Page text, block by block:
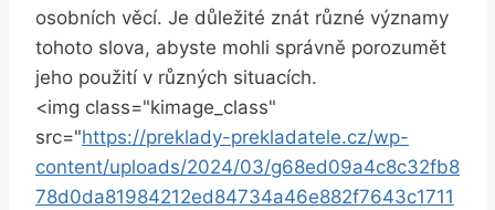
osobních věcí. Je důležité znát různé významy
tohoto slova, abyste mohli správně porozumět
jeho použití v různých situacích.
<img class="kimage_class"
src="https://preklady-prekladatele.cz/wp-
content/uploads/2024/03/g68ed09a4c8c32fb8
78d0da81984212ed84734a46e882f7643c1711